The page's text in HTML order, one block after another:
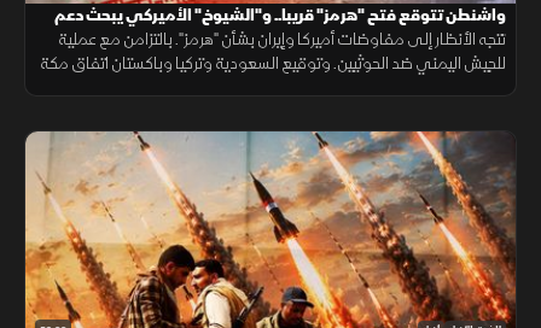
واشنطن تتوقع فتح "هرمز" قريبا.. و"الشيوخ" الأميركي يبحث دعم
لبنان
تتجه الأنظار إلى مفاوضات أميركا وإيران بشأن "هرمز". بالتزامن مع عملية
للجيش اليمني ضد الحوثيين. وتوقيع السعودية وتركيا وباكستان اتفاق مكة